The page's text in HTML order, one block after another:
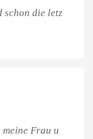
schon die letz
Frau u